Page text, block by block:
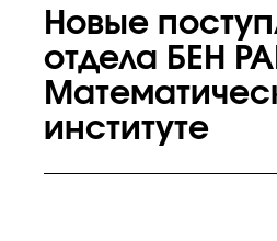
Новые
отдела БЕН
институте